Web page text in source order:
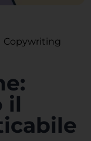
Copywriting
il